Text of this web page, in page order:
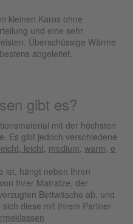
kleinen Karos ohne
und eine sehr
Überschüssige Wärme
abgeleitet.
gibt es?
mit der höchsten
Es gibt jedoch verschiedene
leicht medium warm e
ist, hängt neben Ihren
Ihrer Matratze, der
Bettwäsche ab, und
diese mit Ihrem Partner